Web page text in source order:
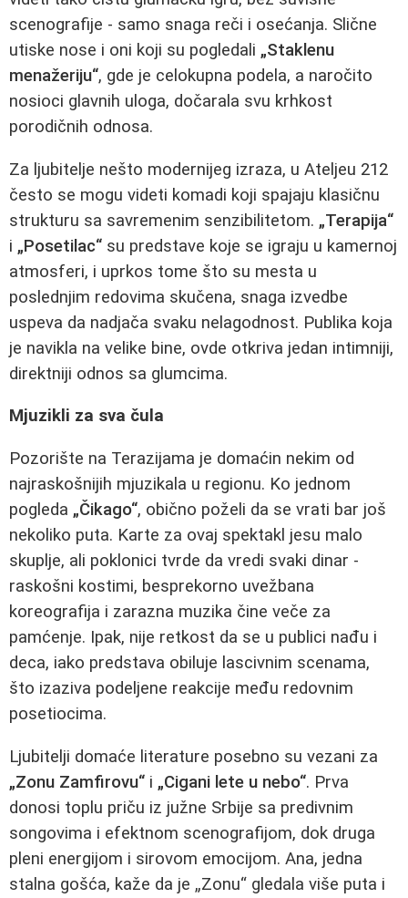
scenografije - samo snaga reči i osećanja. Slične
utiske nose i oni koji su pogledali „Staklenu
menažeriju“, gde je celokupna podela, a naročito
nosioci glavnih uloga, dočarala svu krhkost
porodičnih odnosa.
Za ljubitelje nešto modernijeg izraza, u Ateljeu 212
često se mogu videti komadi koji spajaju klasičnu
strukturu sa savremenim senzibilitetom. „Terapija“
i „Posetilac“ su predstave koje se igraju u kamernoj
atmosferi, i uprkos tome što su mesta u
poslednjim redovima skučena, snaga izvedbe
uspeva da nadjača svaku nelagodnost. Publika koja
je navikla na velike bine, ovde otkriva jedan intimniji,
direktniji odnos sa glumcima.
Mjuzikli za sva čula
Pozorište na Terazijama je domaćin nekim od
najraskošnijih mjuzikala u regionu. Ko jednom
pogleda „Čikago“, obično poželi da se vrati bar još
nekoliko puta. Karte za ovaj spektakl jesu malo
skuplje, ali poklonici tvrde da vredi svaki dinar -
raskošni kostimi, besprekorno uvežbana
koreografija i zarazna muzika čine veče za
pamćenje. Ipak, nije retkost da se u publici nađu i
deca, iako predstava obiluje lascivnim scenama,
što izaziva podeljene reakcije među redovnim
posetiocima.
Ljubitelji domaće literature posebno su vezani za
„Zonu Zamfirovu“ i „Cigani lete u nebo“. Prva
donosi toplu priču iz južne Srbije sa predivnim
songovima i efektnom scenografijom, dok druga
pleni energijom i sirovom emocijom. Ana, jedna
stalna gošća, kaže da je „Zonu“ gledala više puta i